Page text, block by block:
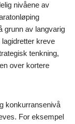
nivåene av
grunn av langvarig
kreve
tenkning,
over kortere
konkurransenivå
For eksempel